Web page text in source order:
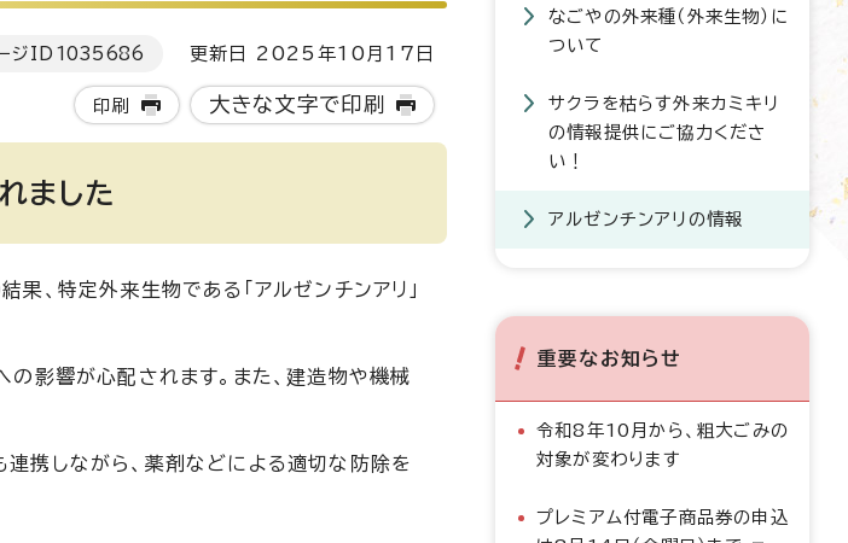
ジID 1035686 更新日 2025年10月17日
印刷 大きな文字で印刷
ました
、特定外来生物である「アルゼンチンアリ」
の影響が心配されます。また、建造物や機械
携しながら、薬剤などによる適切な防除を
なごやの外来種（外来生物）に
ついて
サクラを枯らす外来カミキリ
の情報提供にご協力くださ
い！
アルゼンチンアリの情報
重要なお知らせ
令和8年10月から、粗大ごみの
対象が変わります
プレミアム付電子商品券の申込